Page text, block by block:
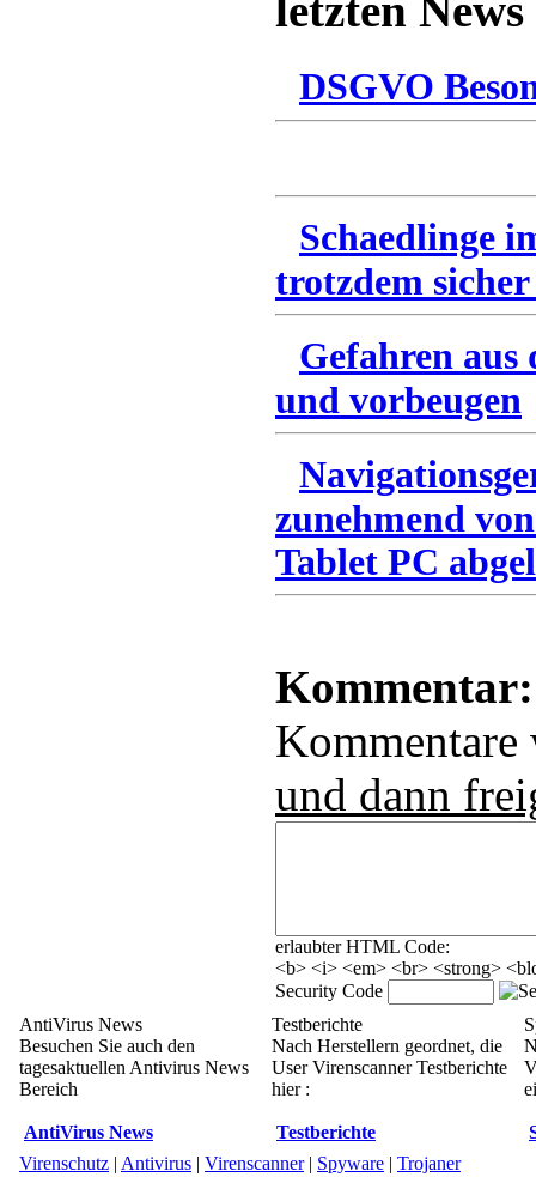
DSGVO
Schaedlinge
trotzdem
Gefahren
und vorbeugen
zunehmend
Tablet PC
Kommentar:
und dann
erlaubter HTML Code:
<b> <i> <em> <br> <strong>
Security Code
AntiVirus News
Besuchen Sie auch den
tagesaktuellen Antivirus News
Bereich
AntiVirus News
Testberichte
Nach Herstellern geordnet, die
User Virenscanner Testberichte
hier :
Testberichte
Virenschutz | Antivirus | Virenscanner| Spyware | Trojaner